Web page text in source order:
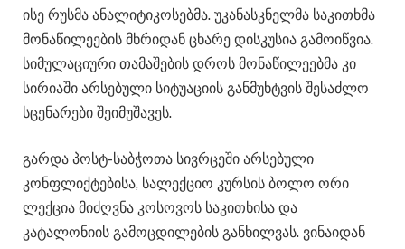
ისე რუსმა ანალიტიკოსებმა. უკანასკნელმა საკითხმა
მონაწილეების მხრიდან ცხარე დისკუსია გამოიწვია.
სიმულაციური თამაშების დროს მონაწილეებმა კი
სირიაში არსებული სიტუაციის განმუხტვის შესაძლო
სცენარები შეიმუშავეს.
გარდა პოსტ-საბჭოთა სივრცეში არსებული
კონფლიქტებისა, სალექციო კურსის ბოლო ორი
ლექცია მიძღვნა კოსოვოს საკითხისა და
კატალონიის გამოცდილების განხილვას. ვინაიდან